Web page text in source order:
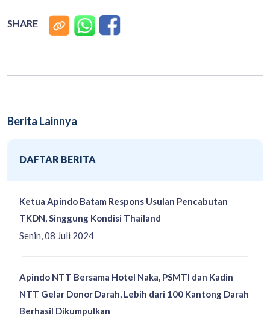
SHARE
Berita Lainnya
DAFTAR BERITA
Senin, 08 Juli 2024
Ketua Apindo Batam Respons Usulan Pencabutan
TKDN, Singgung Kondisi Thailand
Apindo NTT Bersama Hotel Naka, PSMTI dan Kadin
NTT Gelar Donor Darah, Lebih dari 100 Kantong Darah
Berhasil Dikumpulkan